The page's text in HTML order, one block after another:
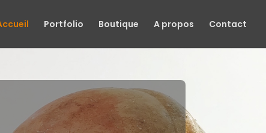
Portfolio Boutique A propos Contact